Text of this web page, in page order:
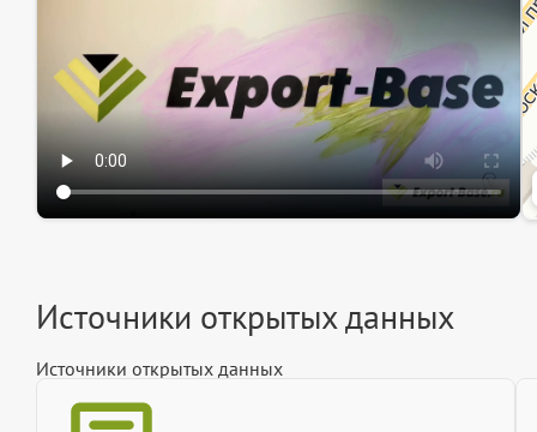
Источники открытых данных
Источники открытых данных